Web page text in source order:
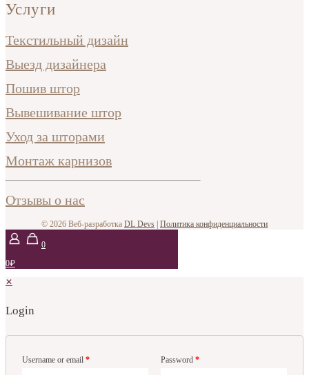
Услуги
Текстильный дизайн
Выезд дизайнера
Пошив штор
Вывешивание штор
Уход за шторами
Монтаж карнизов
Отзывы о нас
© 2026 Веб-разработка DL Devs Политика конфиденциальности
0
0₽
✕
Login
Username or email * Password *